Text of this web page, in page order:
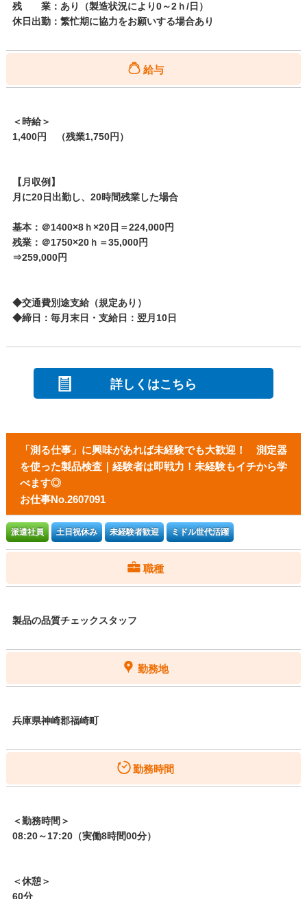
残 業：あり（製造状況により0～2ｈ/日）
休日出勤：繁忙期に協力をお願いする場合あり
給与
＜時給＞
1,400円 （残業1,750円）
【月収例】
月に20日出勤し、20時間残業した場合
基本：＠1400×8ｈ×20日＝224,000円
残業：＠1750×20ｈ＝35,000円
⇒259,000円
◆交通費別途支給（規定あり）
◆締日：毎月末日・支給日：翌月10日
詳しくはこちら
「測る仕事」に興味があれば未経験でも大歓迎！ 測定器
を使った製品検査｜経験者は即戦力！未経験もイチから学
べます◎
お仕事No.2607091
派遣社員 土日祝休み 未経験者歓迎 ミドル世代活躍
職種
製品の品質チェックスタッフ
勤務地
兵庫県神崎郡福崎町
勤務時間
＜勤務時間＞
08:20～17:20（実働8時間00分）
＜休憩＞
60分